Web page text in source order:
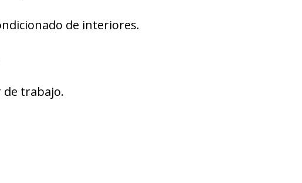
de interiores.
de trabajo.